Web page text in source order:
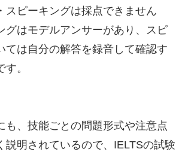
スピーキングは採点できません
グはモデルアンサーがあり、スピ
ては自分の解答を録音して確認す
。
も、技能ごとの問題形式や注意点
説明されているので、IELTSの試験